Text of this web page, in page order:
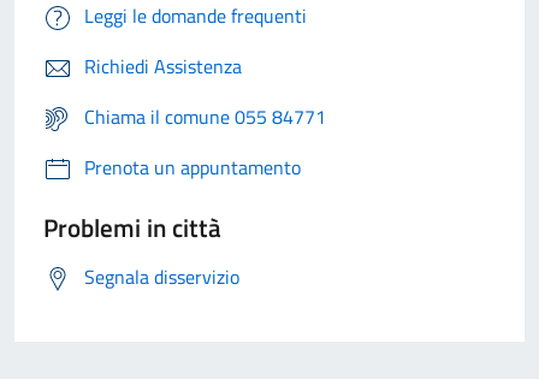
Leggi le domande frequenti
Richiedi Assistenza
Chiama il comune 055 84771
Prenota un appuntamento
Problemi in città
Segnala disservizio